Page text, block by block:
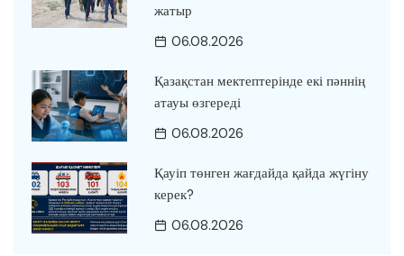
жатыр
06.08.2026
Қазақстан мектептерінде екі пәннің
атауы өзгереді
06.08.2026
Қауіп төнген жағдайда қайда жүгіну
керек?
06.08.2026